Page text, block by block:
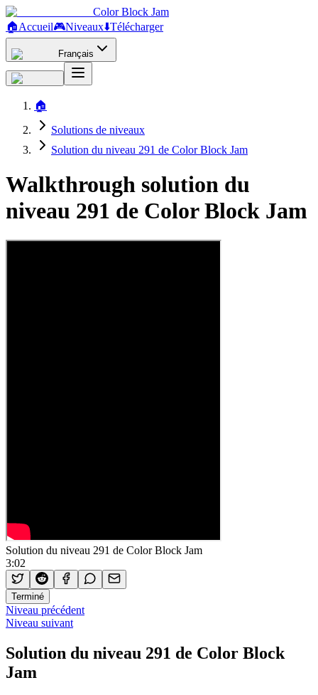
Color Block Jam
🏠Accueil🎮Niveaux⬇️Télécharger
Français
🏠
Solutions de niveaux
Solution du niveau 291 de Color Block Jam
Walkthrough solution du
niveau 291 de Color Block Jam
Solution du niveau 291 de Color Block Jam
3:02
Terminé
Niveau précédent
Niveau suivant
Solution du niveau 291 de Color Block
Jam